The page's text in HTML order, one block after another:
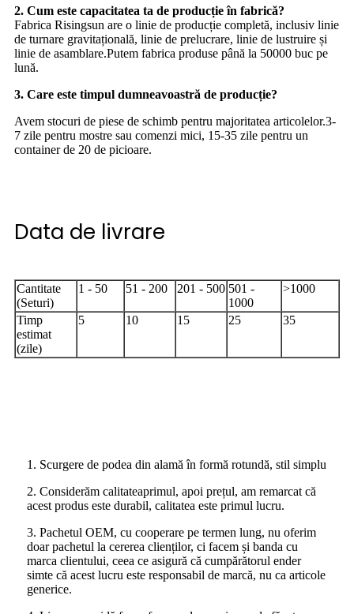
2. Cum este capacitatea ta de producție în fabrică?
Fabrica Risingsun are o linie de producție completă, inclusiv linie
de turnare gravitațională, linie de prelucrare, linie de lustruire și
linie de asamblare.Putem fabrica produse până la 50000 buc pe
lună.
3. Care este timpul dumneavoastră de producție?
Avem stocuri de piese de schimb pentru majoritatea articolelor.3-
7 zile pentru mostre sau comenzi mici, 15-35 zile pentru un
container de 20 de picioare.
Data de livrare
Cantitate
(Seturi)
1 - 50 51 - 200 201 - 500 501 -
1000
>1000
Timp
estimat
(zile)
5 10 15 25 35
1. Scurgere de podea din alamă în formă rotundă, stil simplu
2. Considerăm calitateaprimul, apoi prețul, am remarcat că
acest produs este durabil, calitatea este primul lucru.
3. Pachetul OEM, cu cooperare pe termen lung, nu oferim
doar pachetul la cererea clienților, ci facem și banda cu
marca clientului, ceea ce asigură că cumpărătorul ender
simte că acest lucru este responsabil de marcă, nu ca articole
generice.